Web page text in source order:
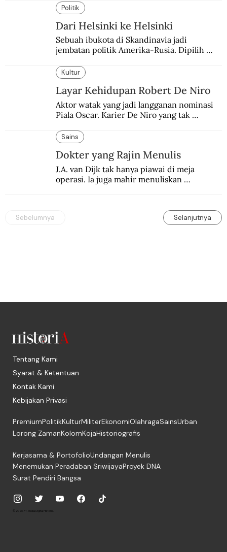
Pameran Repatriasi 2024.
Politik
Dari Helsinki ke Helsinki
Sebuah ibukota di Skandinavia jadi
jembatan politik Amerika-Rusia. Dipilih
Kultur
Layar Kehidupan Robert De Niro
Aktor watak yang jadi langganan nominasi
Piala Oscar. Karier De Niro yang tak
lebih dari setengah abad.
Sains
Dokter yang Rajin Menulis
J.A. van Dijk tak hanya piawai di meja
operasi. Ia juga mahir menuliskan
Sebelumnya Selanjutnya
Tentang Kami
Syarat & Ketentuan
Kontak Kami
Kebijakan Privasi
PremiumPolitikKulturMiliterEkonomiOlahragaSainsUrban
Lorong ZamanKolomKojaHistoriografis
Kerjasama & PortofolioUndangan Menulis
Menemukan Peradaban SriwijayaProyek DNA
Surat Pendiri Bangsa
© 2026, PT. Media Digital Historia.